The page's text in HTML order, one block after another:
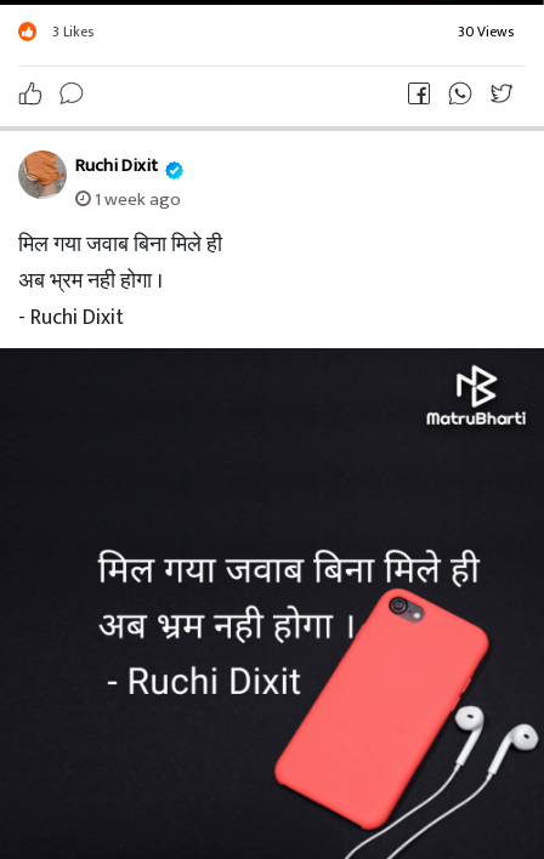
3 Likes 30 Views
Ruchi Dixit
1 week ago
मिल गया जवाब बिना मिले ही
अब भ्रम नही होगा ।
- Ruchi Dixit